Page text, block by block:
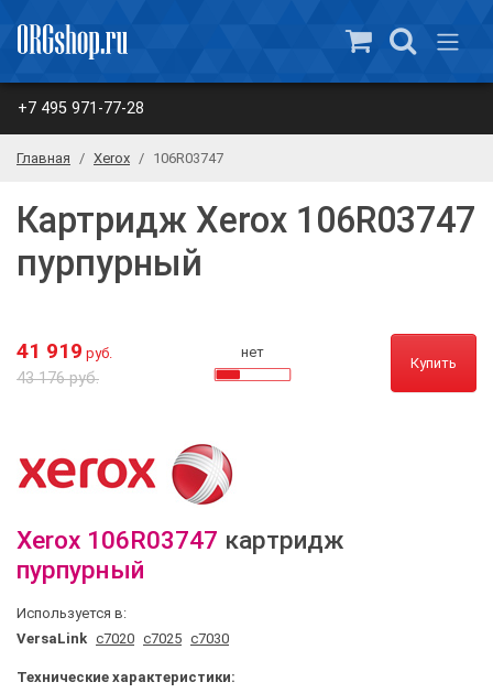
+7 495 971-77-28
Главная Xerox 106R03747
Картридж Xerox 106R03747
пурпурный
41 919 руб.
43 176 руб.
нет
Купить
Xerox 106R03747 картридж
пурпурный
Используется в:
VersaLink c7020 c7025 c7030
Технические характеристики: